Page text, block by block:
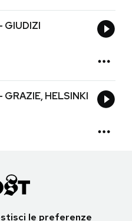
GIUDIZI
GRAZIE, HELSINKI
le preferenze